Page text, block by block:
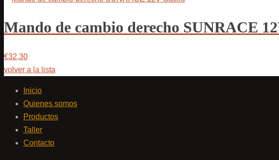
Mando de cambio derecho SUNRACE
€32,30
volver a la lista
Inicio
Quienes somos
Productos
Taller
Contacto